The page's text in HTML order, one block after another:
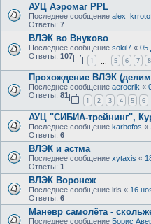
АУЦ Аэромаг PPL
Последнее сообщение
Ответы: 7
ВЛЭК во Внуково
Последнее сообщение sokil7 « 05
Ответы: 107
1 5 6 7 8
Прохождение ВЛЭК
Последнее сообщение aeroerik «
Ответы: 81
1 2 3 4 5 6
АУЦ "СИБИА-трейнинг",
Последнее сообщение karbofos «
Ответы: 6
ВЛЭК и астма
Последнее сообщение xytaxis «
Ответы: 1
ВЛЭК Воронеж
Последнее сообщение iris « 16
Ответы: 6
Маневр самолёта -
Последнее сообщение Борис